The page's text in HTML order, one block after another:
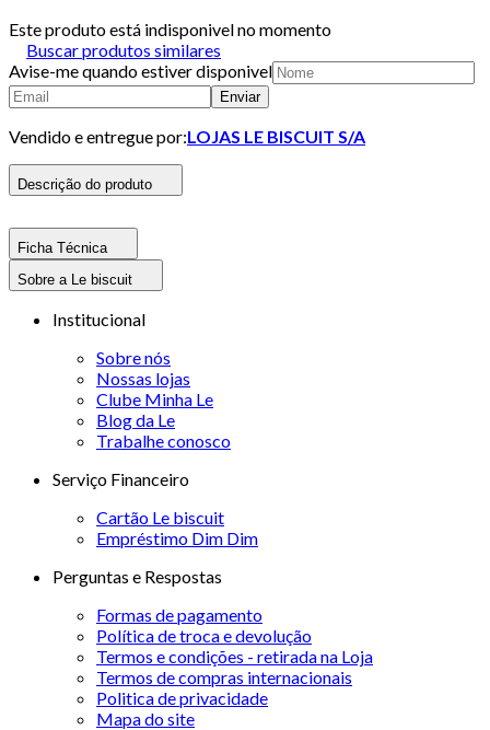
Este produto está indisponivel no momento
Buscar produtos similares
Avise-me quando estiver disponivel
Enviar
Vendido e entregue por:LOJAS LE BISCUIT S/A
Descrição do produto
Ficha Técnica
Sobre a Le biscuit
Institucional
Sobre nós
Nossas lojas
Clube Minha Le
Blog da Le
Trabalhe conosco
Serviço Financeiro
Cartão Le biscuit
Empréstimo Dim Dim
Perguntas e Respostas
Formas de pagamento
Política de troca e devolução
Termos e condições - retirada na Loja
Termos de compras internacionais
Politica de privacidade
Mapa do site